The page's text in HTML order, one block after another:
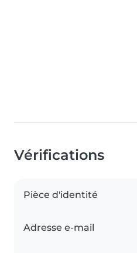
Vérifications
Pièce d'identité
Adresse e-mail